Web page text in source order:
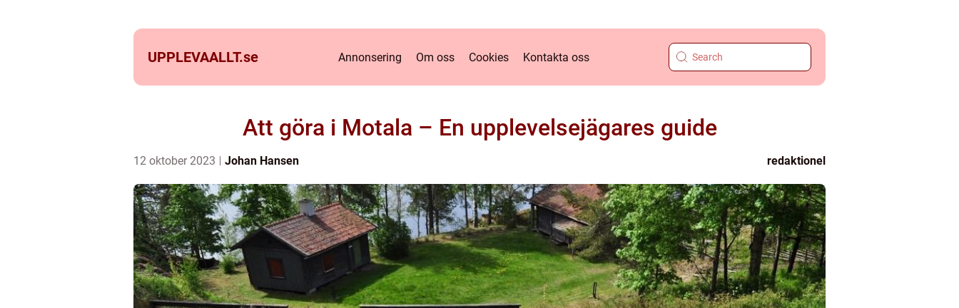
UPPLEVAALLT.se Annonsering Om oss Cookies Kontakta oss
Att göra i Motala – En upplevelsejägares guide
12 oktober 2023 Johan Hansen redaktionel